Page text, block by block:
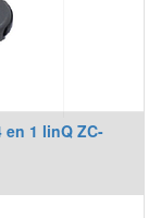
1 linQ ZC-